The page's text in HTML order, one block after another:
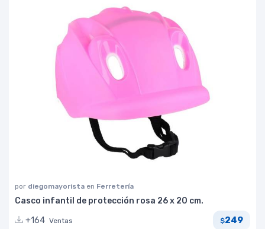
por diegomayorista en Ferretería
Casco infantil de protección rosa 26 x 20 cm.
+164 Ventas $249